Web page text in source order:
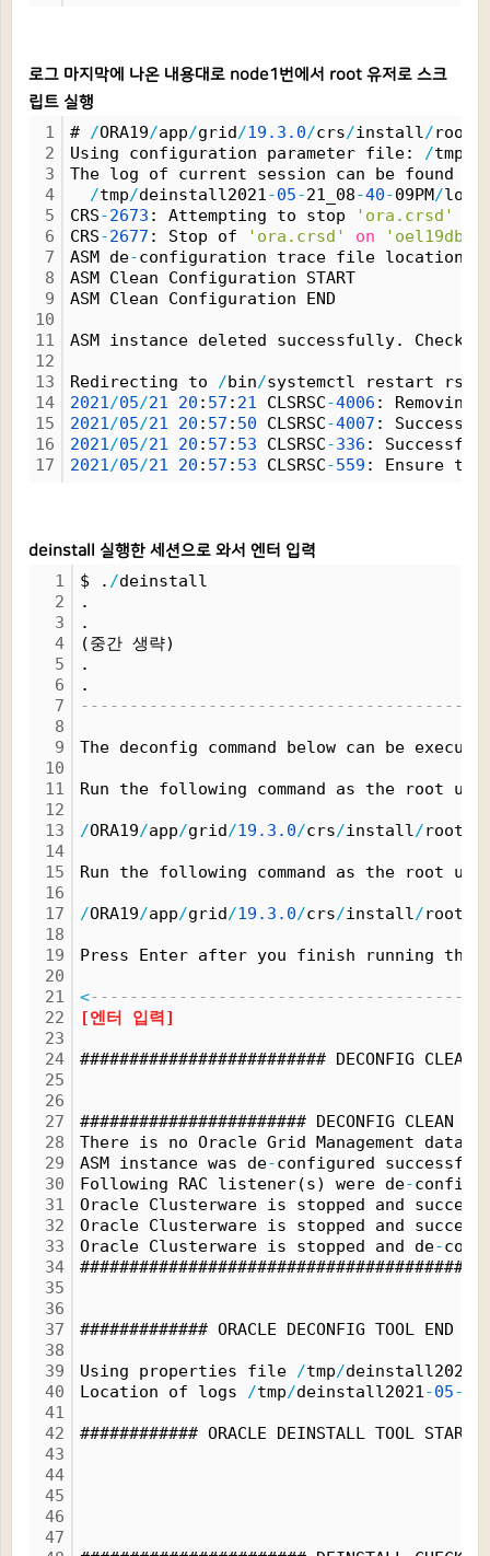
로그 마지막에 나온 내용대로 node1번에서 root 유저로 스크
립트 실행
1
2
3
4
5
6
7
8
9
10
11
12
13
14
15
16
17
# /ORA19/app/grid/19. 3. 0/crs/install/
Using configuration parameter file: /tmp
The log of current session can be found
/tmp/deinstall2021-05-21_08-40-09PM/logs
CRS-2673 : Attempting to stop 'ora.crsd'
CRS-2677 : Stop of 'ora.crsd' on 'oel19db1'
ASM de-configuration trace file location:
ASM Clean Configuration START
ASM Clean Configuration END
ASM instance deleted successfully. Check
Redirecting to /bin/systemctl restart
2021/05/21 20 : 57 : 21 CLSRSC-4006 :
2021/05/21 20 : 57 : 50 CLSRSC-4007 :
2021/05/21 20 : 57 : 53 CLSRSC-336 :
2021/05/21 20 : 57 : 53 CLSRSC-559 : Ensure
deinstall 실행한 세션으로 와서 엔터 입력
1
2
3
4
5
6
7
8
9
10
11
12
13
14
15
16
17
18
19
20
21
22
23
24
25
26
27
28
29
30
31
32
33
34
35
36
37
38
39
40
41
42
43
44
45
46
47
$ . /deinstall
.
.
(중간 생략)
.
.
---------------------------------------->
The deconfig command below can be
Run the following command as the root
/ORA19/app/grid/19. 3. 0/crs/install/
Run the following command as the root
/ORA19/app/grid/19. 3. 0/crs/install/
Press Enter after you finish running the
<----------------------------------------
[엔터 입력]
######################### DECONFIG CLEAN
####################### DECONFIG CLEAN
There is no Oracle Grid Management
ASM instance was de-configured
Following RAC listener(s) were de-
Oracle Clusterware is stopped and
Oracle Clusterware is stopped and
Oracle Clusterware is stopped and de-
############# ORACLE DECONFIG TOOL END
Using properties file /tmp/deinstall2021
Location of logs /tmp/deinstall2021-05-
############ ORACLE DEINSTALL TOOL START